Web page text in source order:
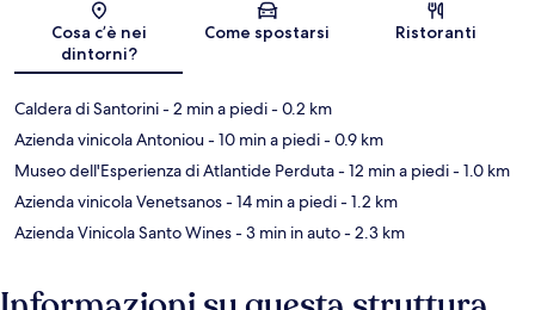
Mappa
Cosa c’è nei
dintorni?
Come spostarsi Ristoranti
Caldera di Santorini- 2 min a piedi- 0.2 km
Azienda vinicola Antoniou- 10 min a piedi- 0.9 km
Museo dell'Esperienza di Atlantide Perduta- 12 min a piedi- 1.0 km
Azienda vinicola Venetsanos- 14 min a piedi- 1.2 km
Azienda Vinicola Santo Wines- 3 min in auto- 2.3 km